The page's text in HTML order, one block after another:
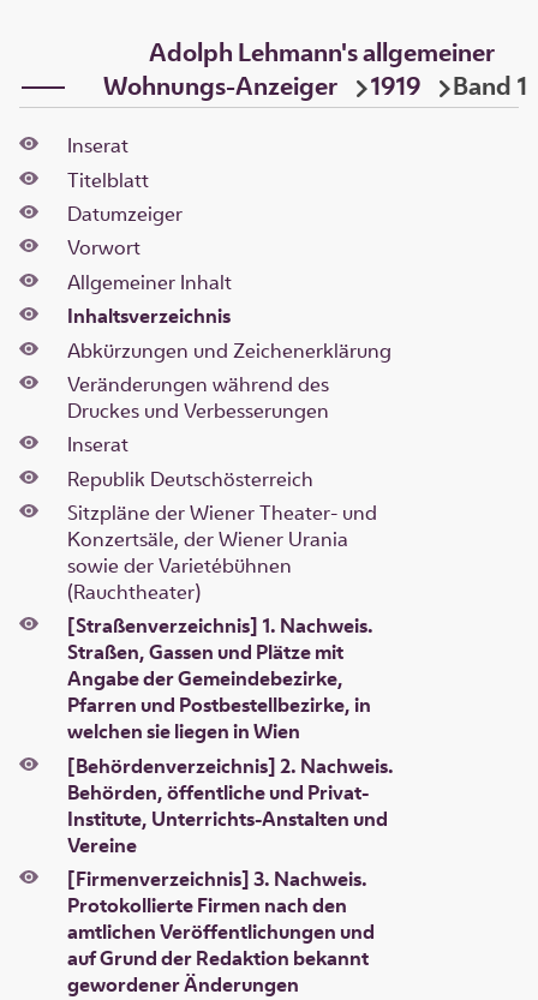
Adolph Lehmann's allgemeiner
Wohnungs-Anzeiger
1919 Band 1
Inserat
Titelblatt
Datumzeiger
Vorwort
Allgemeiner Inhalt
Inhaltsverzeichnis
Abkürzungen und Zeichenerklärung
Veränderungen während des
Druckes und Verbesserungen
Inserat
Republik Deutschösterreich
Sitzpläne der Wiener Theater- und
Konzertsäle, der Wiener Urania
sowie der Varietébühnen
(Rauchtheater)
[Straßenverzeichnis] 1. Nachweis.
Straßen, Gassen und Plätze mit
Angabe der Gemeindebezirke,
Pfarren und Postbestellbezirke, in
welchen sie liegen in Wien
[Behördenverzeichnis] 2. Nachweis.
Behörden, öffentliche und Privat-
Institute, Unterrichts-Anstalten und
Vereine
[Firmenverzeichnis] 3. Nachweis.
Protokollierte Firmen nach den
amtlichen Veröffentlichungen und
auf Grund der Redaktion bekannt
gewordener Änderungen